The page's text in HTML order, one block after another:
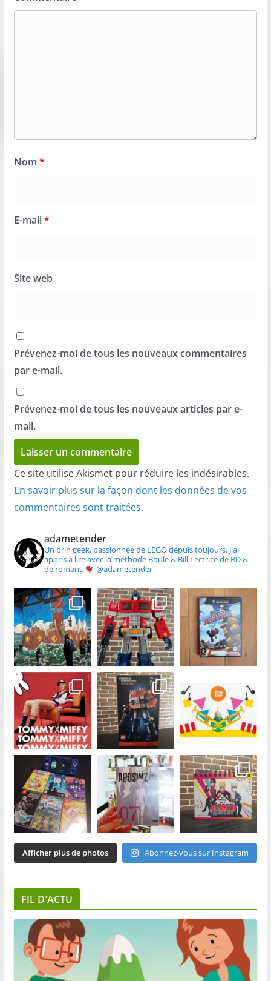
Nom *
E-mail*
Site web
Prévenez-moi de tous les nouveaux commentaires
par e-mail.
Prévenez-moi de tous les nouveaux articles par e-
mail.
Ce site utilise Akismet pour réduire les indésirables.
En savoir plus sur la façon dont les données de vos
commentaires sont traitées.
adametender
Un brin geek, passionnée de LEGO depuis toujours.J'ai
appris à lire avec la méthode Boule & Bill Lectrice de BD &
de romans
@adametender
Afficher plus de photos Abonnez-vous sur Instagram
FIL D’ACTU